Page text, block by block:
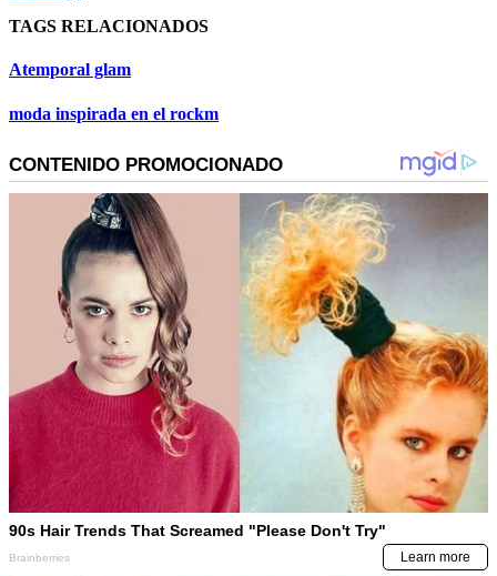
TAGS RELACIONADOS
Atemporal glam
moda inspirada en el rockm